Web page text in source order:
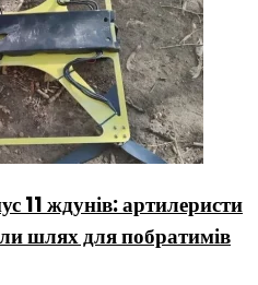
11 ждунів: артилеристи
шлях для побратимів